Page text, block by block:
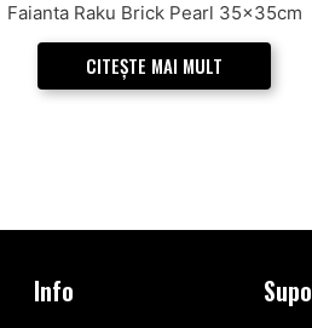
Faianta Raku Brick Pearl 35x35cm
CITEȘTE MAI MULT
Info